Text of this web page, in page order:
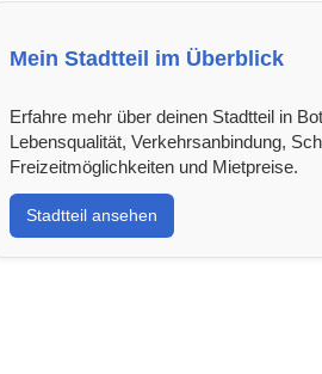
Mein Stadtteil im Überblick
Erfahre mehr über deinen Stadtteil in
Lebensqualität, Verkehrsanbindung,
Freizeitmöglichkeiten und Mietpreise.
Stadtteil ansehen